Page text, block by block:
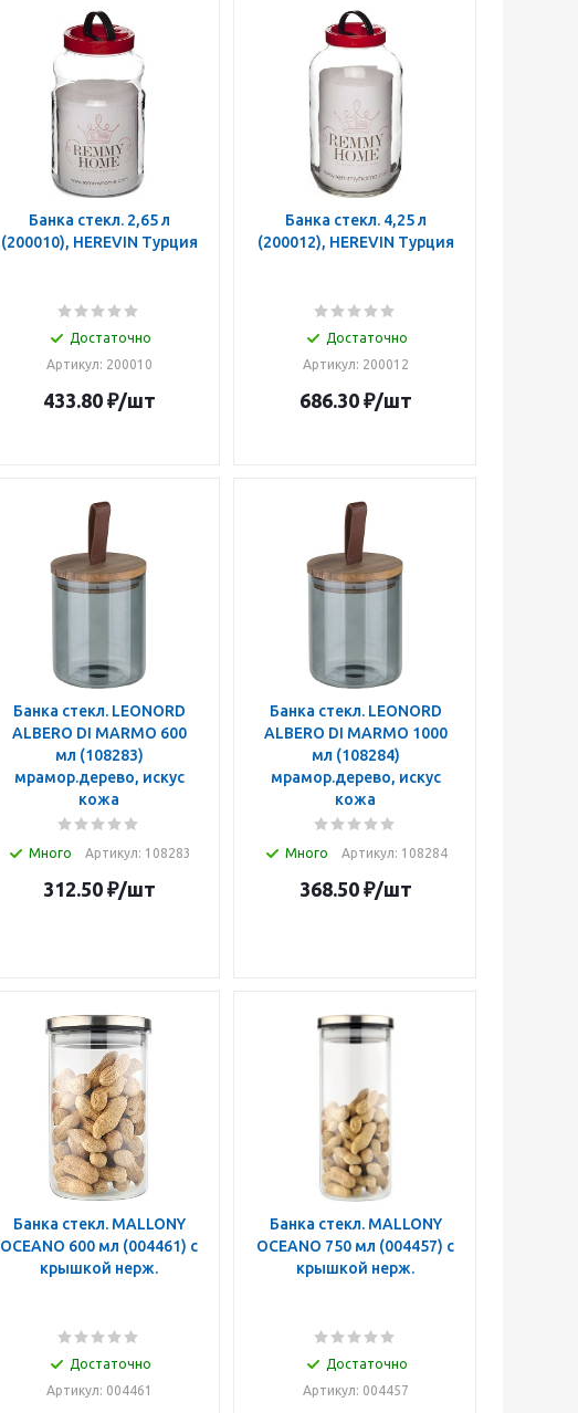
Банка стекл. 2,65 л
(200010), HEREVIN Турция
Достаточно
Артикул: 200010
433.80₽/шт
Банка стекл. 4,25 л
(200012), HEREVIN Турция
Достаточно
Артикул: 200012
686.30₽/шт
Банка стекл. LEONORD
ALBERO DI MARMO 600
мл (108283)
мрамор.дерево, искус
кожа
Много Артикул: 108283
312.50₽/шт
Банка стекл. LEONORD
ALBERO DI MARMO 1000
мл (108284)
мрамор.дерево, искус
кожа
Много Артикул: 108284
368.50₽/шт
Банка стекл. MALLONY
OCEANO 600 мл (004461) с
крышкой нерж.
Достаточно
Артикул: 004461
Банка стекл. MALLONY
OCEANO 750 мл (004457) с
крышкой нерж.
Достаточно
Артикул: 004457